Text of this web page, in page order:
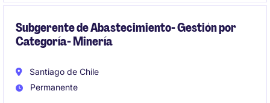
Subgerente de Abastecimiento- Gestión por
Categoría- Minería
Santiago de Chile
Permanente